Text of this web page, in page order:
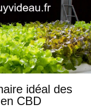
idéal des
CBD